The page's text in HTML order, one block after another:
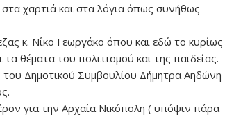
χαρτιά και στα λόγια όπως συνήθως
κ. Νίκο Γεωργάκο όπου και εδώ το κυρίως
θέματα του πολιτισμού και της παιδείας.
Δημοτικού Συμβουλίου Δήμητρα Αηδώνη
για την Αρχαία Νικόπολη ( υπόψιν πάρα